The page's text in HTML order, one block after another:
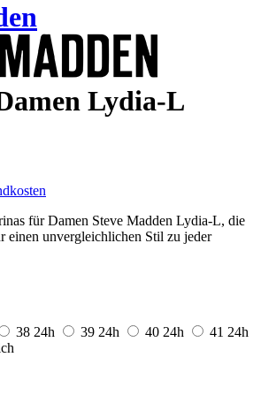
Lydia-L
für Damen Steve Madden Lydia-L, die
einen unvergleichlichen Stil zu jeder
38 24h 39 24h 40 24h 41 24h